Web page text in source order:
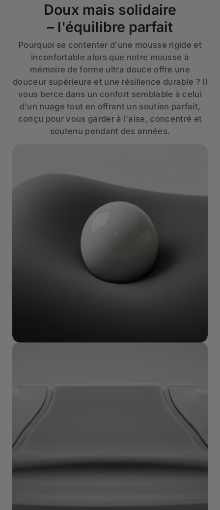
Doux mais solidaire
– l'équilibre parfait
Pourquoi se contenter d'une mousse rigide et
inconfortable alors que notre mousse à
mémoire de forme ultra douce offre une
douceur supérieure et une résilience durable ? Il
vous berce dans un confort semblable à celui
d'un nuage tout en offrant un soutien parfait,
conçu pour vous garder à l'aise, concentré et
soutenu pendant des années.